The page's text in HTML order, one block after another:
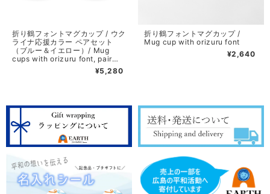
折り鶴フォントマグカップ / ウク
ライナ応援カラー ペアセット
（ブルー＆イエロー）/ Mug
cups with orizuru font, pair
Ukraine（Blue & Yellow）
¥5,280
折り鶴フォントマグカップ /
Mug cup with orizuru font
¥2,640